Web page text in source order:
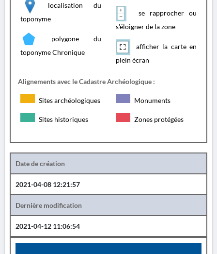
localisation du
toponyme
polygone du
toponyme Chronique
se rapprocher ou
s'éloigner de la zone
afficher la carte en
plein écran
Alignements avec le Cadastre Archéologique :
Sites archéologiques Monuments
Sites historiques Zones protégées
Date de création
2021-04-08 12:21:57
Dernière modification
2021-04-12 11:06:54